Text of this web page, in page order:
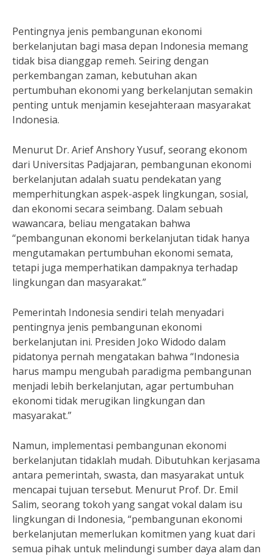
Pentingnya jenis pembangunan ekonomi
berkelanjutan bagi masa depan Indonesia memang
tidak bisa dianggap remeh. Seiring dengan
perkembangan zaman, kebutuhan akan
pertumbuhan ekonomi yang berkelanjutan semakin
penting untuk menjamin kesejahteraan masyarakat
Indonesia.
Menurut Dr. Arief Anshory Yusuf, seorang ekonom
dari Universitas Padjajaran, pembangunan ekonomi
berkelanjutan adalah suatu pendekatan yang
memperhitungkan aspek-aspek lingkungan, sosial,
dan ekonomi secara seimbang. Dalam sebuah
wawancara, beliau mengatakan bahwa
“pembangunan ekonomi berkelanjutan tidak hanya
mengutamakan pertumbuhan ekonomi semata,
tetapi juga memperhatikan dampaknya terhadap
lingkungan dan masyarakat.”
Pemerintah Indonesia sendiri telah menyadari
pentingnya jenis pembangunan ekonomi
berkelanjutan ini. Presiden Joko Widodo dalam
pidatonya pernah mengatakan bahwa “Indonesia
harus mampu mengubah paradigma pembangunan
menjadi lebih berkelanjutan, agar pertumbuhan
ekonomi tidak merugikan lingkungan dan
masyarakat.”
Namun, implementasi pembangunan ekonomi
berkelanjutan tidaklah mudah. Dibutuhkan kerjasama
antara pemerintah, swasta, dan masyarakat untuk
mencapai tujuan tersebut. Menurut Prof. Dr. Emil
Salim, seorang tokoh yang sangat vokal dalam isu
lingkungan di Indonesia, “pembangunan ekonomi
berkelanjutan memerlukan komitmen yang kuat dari
semua pihak untuk melindungi sumber daya alam dan